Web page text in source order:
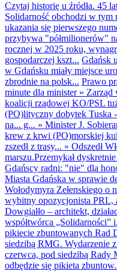
Czytaj historię u źródła. 45
Solidarność obchodzi w
ukazania się pierwszego
przybywa "półmilionerów"
rocznej w 2025 roku,
gospodarczej kszt... Gdańsk
w Gdańsku miały miejsce
zbrodnie na polsk... Prawo
minute dla minister» Zarząd
koalicji rządowej KO/PSL
(PO)lityczny dobytek Tuska
na... g... » Minister J.
krew z krwi (PO)morskiej
zszedł z trasy... » Odszedł
marszu.Przemykał
Gdańscy radni: "nie" dla
Miasta Gdańska w sprawie
Wołodymyra Zełenskiego o
wybitny opozycjonista PRL,
Dowgiałło – architekt,
współtwórca „Solidarności”
pikiecie zbuntowanych Rad
siedzibą RMG. Wydarzenie
czerwca, pod siedzibą Rady
odbędzie się pikieta